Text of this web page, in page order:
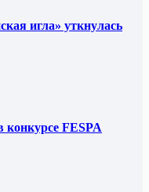
игла» уткнулась
конкурсе FESPA